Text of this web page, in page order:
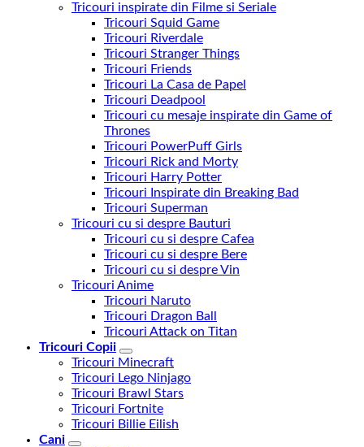
Tricouri inspirate din Filme si Seriale
Tricouri Squid Game
Tricouri Riverdale
Tricouri Stranger Things
Tricouri Friends
Tricouri La Casa de Papel
Tricouri Deadpool
Tricouri cu mesaje inspirate din Game of
Thrones
Tricouri PowerPuff Girls
Tricouri Rick and Morty
Tricouri Harry Potter
Tricouri Inspirate din Breaking Bad
Tricouri Superman
Tricouri cu si despre Bauturi
Tricouri cu si despre Cafea
Tricouri cu si despre Bere
Tricouri cu si despre Vin
Tricouri Anime
Tricouri Naruto
Tricouri Dragon Ball
Tricouri Attack on Titan
Tricouri Copii
Tricouri Minecraft
Tricouri Lego Ninjago
Tricouri Brawl Stars
Tricouri Fortnite
Tricouri Billie Eilish
Cani